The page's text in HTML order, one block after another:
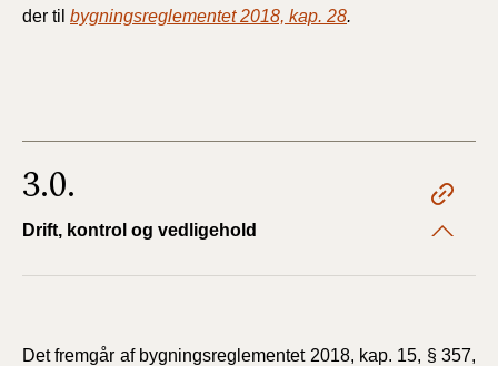
der til bygningsreglementet 2018, kap. 28.
3.0.
Drift, kontrol og vedligehold
Det fremgår af bygningsreglementet 2018, kap. 15, § 357,